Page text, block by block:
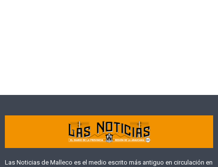
Las Noticias de Malleco es el medio escrito más antiguo en circulación en